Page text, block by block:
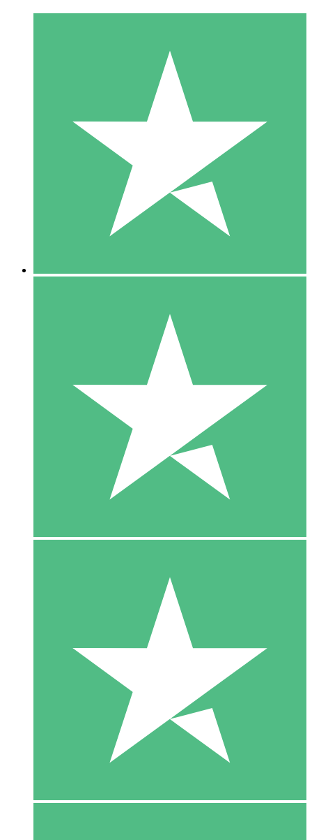
Individuelle Credit-Pakete
Zahlen Sie nach Bedarf mit Download-Credits. Keine
monatliche Verpflichtung erforderlich.
10 00
10 Downloads
20 00